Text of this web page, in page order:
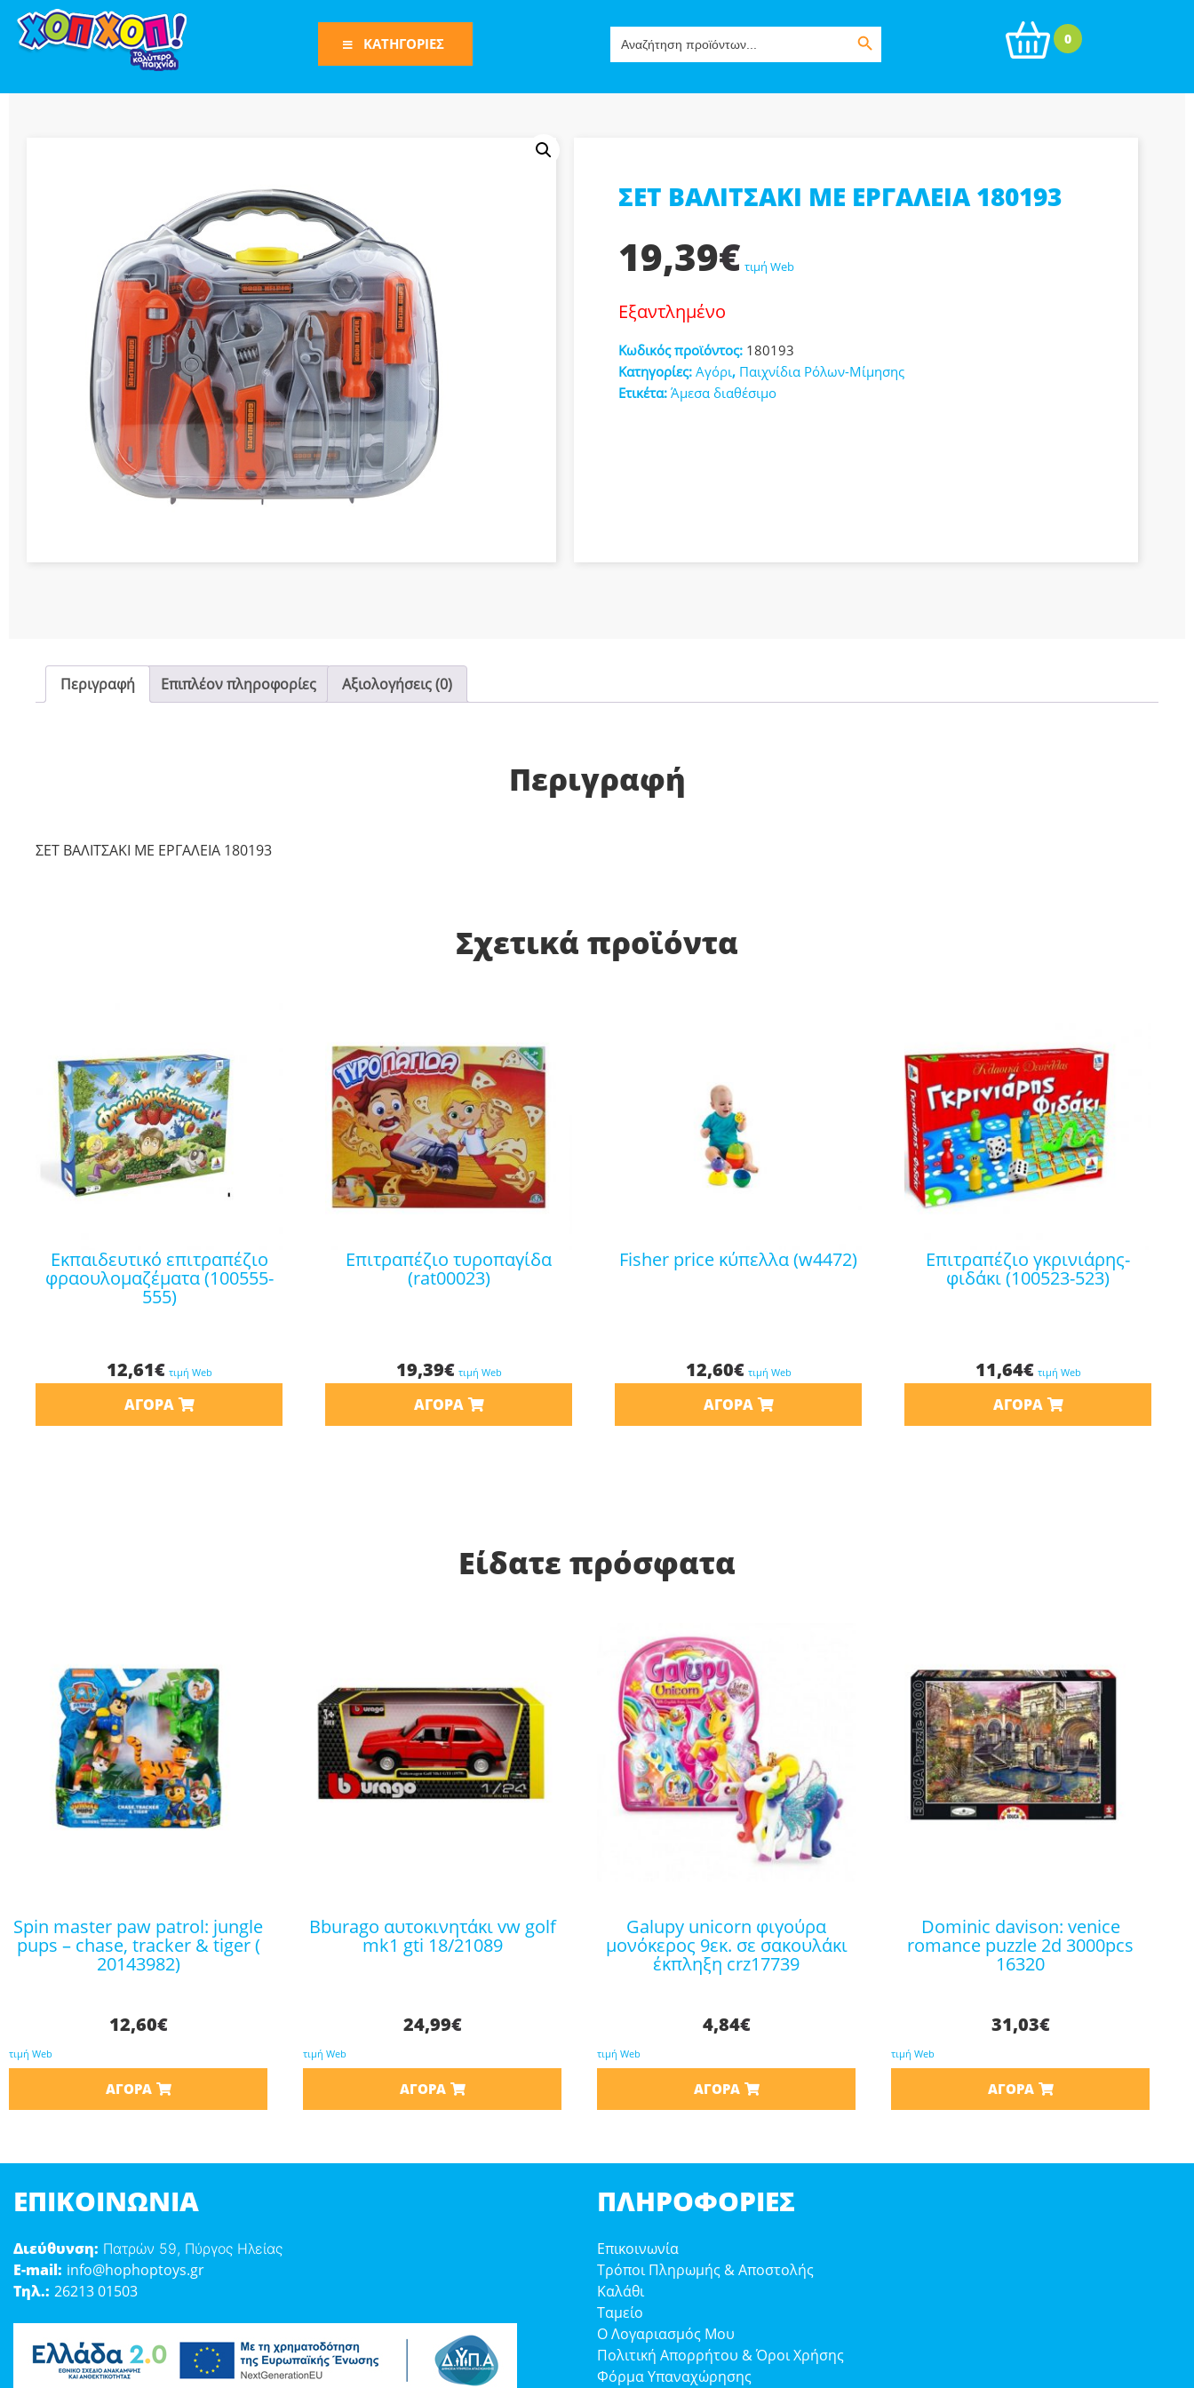
for:
Search Button
0
ΚΑΤΗΓΟΡΙΕΣ
Φιγούρες Δράσης
Φιγούρες
Τρένα
Bruder
Οχήματα
Πίστες-Γκαράζ
Παιχνίδια Ρόλων-Μίμησης
Play Set
Όπλα
Διάφορες Κατασκευές
Σπόρ
ΣΕΤ ΒΑΛΙΤΣΑΚΙ ΜΕ ΕΡΓΑΛΕΙΑ 180193
19,39€ τιμή Web
Εξαντλημένο
Κωδικός προϊόντος: 180193
Κατηγορίες: Αγόρι, Παιχνίδια Ρόλων-Μίμησης
Ετικέτα: Άμεσα διαθέσιμο
Περιγραφή Επιπλέον πληροφορίες Αξιολογήσεις (0)
Περιγραφή
ΣΕΤ ΒΑΛΙΤΣΑΚΙ ΜΕ ΕΡΓΑΛΕΙΑ 180193
Σχετικά προϊόντα
εκπαιδευτικό επιτραπέζιο
φραουλομαζέματα (100555-
555)
12,61€ τιμή Web
ΑΓΟΡΆ
επιτραπέζιο τυροπαγίδα
(rat00023)
19,39€ τιμή Web
ΑΓΟΡΆ
fisher price κύπελλα (w4472)
12,60€ τιμή Web
ΑΓΟΡΆ
επιτραπέζιο γκρινιάρης-
φιδάκι (100523-523)
11,64€ τιμή Web
ΑΓΟΡΆ
Είδατε πρόσφατα
spin master paw patrol: jungle
pups – chase, tracker & tiger (
20143982)
12,60€
τιμή Web
ΑΓΟΡΆ
bburago αυτοκινητάκι vw golf
mk1 gti 18/21089
24,99€
τιμή Web
ΑΓΟΡΆ
galupy unicorn φιγούρα
μονόκερος 9εκ. σε σακουλάκι
έκπληξη crz17739
4,84€
τιμή Web
ΑΓΟΡΆ
dominic davison: venice
romance puzzle 2d 3000pcs
16320
31,03€
τιμή Web
ΑΓΟΡΆ
ΕΠΙΚΟΙΝΩΝΊΑ
Διεύθυνση: Πατρών 59, Πύργος Ηλείας
E-mail: info@hophoptoys.gr
Τηλ.: 26213 01503
ΠΛΗΡΟΦΟΡΊΕΣ
Επικοινωνία
Τρόποι Πληρωμής & Αποστολής
Καλάθι
Ταμείο
Ο Λογαριασμός Μου
Πολιτική Απορρήτου & Όροι Χρήσης
Φόρμα Υπαναχώρησης